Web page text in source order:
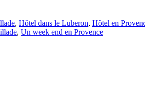
, Hôtel dans le Luberon, Hôtel en
, Un week end en Provence